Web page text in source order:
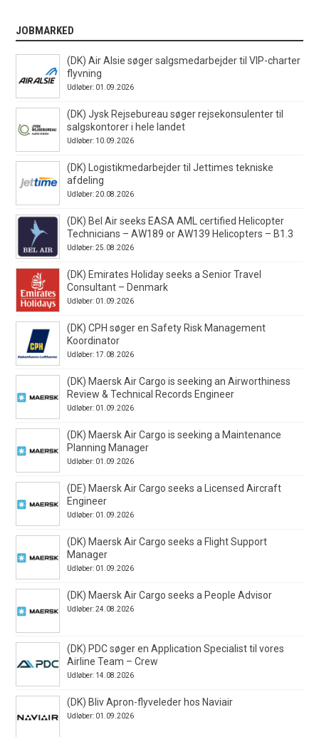
JOBMARKED
(DK) Air Alsie søger salgsmedarbejder til VIP-charter
flyvning
Udløber: 01.09.2026
(DK) Jysk Rejsebureau søger rejsekonsulenter til
salgskontorer i hele landet
Udløber: 10.09.2026
(DK) Logistikmedarbejder til Jettimes tekniske
afdeling
Udløber: 20.08.2026
(DK) Bel Air seeks EASA AML certified Helicopter
Technicians – AW189 or AW139 Helicopters – B1.3
Udløber: 25.08.2026
(DK) Emirates Holiday seeks a Senior Travel
Consultant – Denmark
Udløber: 01.09.2026
(DK) CPH søger en Safety Risk Management
Koordinator
Udløber: 17.08.2026
(DK) Maersk Air Cargo is seeking an Airworthiness
Review & Technical Records Engineer
Udløber: 01.09.2026
(DK) Maersk Air Cargo is seeking a Maintenance
Planning Manager
Udløber: 01.09.2026
(DE) Maersk Air Cargo seeks a Licensed Aircraft
Engineer
Udløber: 01.09.2026
(DK) Maersk Air Cargo seeks a Flight Support
Manager
Udløber: 01.09.2026
(DK) Maersk Air Cargo seeks a People Advisor
Udløber: 24.08.2026
(DK) PDC søger en Application Specialist til vores
Airline Team – Crew
Udløber: 14.08.2026
(DK) Bliv Apron-flyveleder hos Naviair
Udløber: 01.09.2026